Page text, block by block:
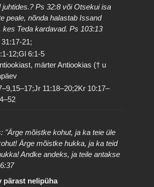
juhtides.? Ps 32:8 või Otsekui isa
peale, nõnda halastab Issand
kes Teda kardavad. Ps 103:13
21;
12;Gl 6:1-5
märter Antiookias († u
11:18–20;2Kr 10:17–
"Ärge mõistke kohut, ja ka teie üle
Ärge mõistke hukka, ja ka teid
Andke andeks, ja teile antakse
pärast nelipüha